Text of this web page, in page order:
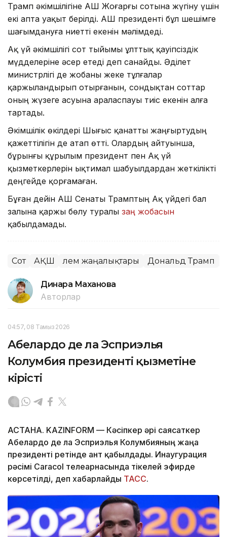
Трамп әкімшілігіне АҚШ Жоғарғы сотына жүгіну үшін
екі апта уақыт берілді. АҚШ президенті бұл шешімге
шағымдануға ниетті екенін мәлімдеді.
Ақ үй әкімшілігі сот тыйымы ұлттық қауіпсіздік
мүдделеріне әсер етеді деп санайды. Әділет
министрлігі де жобаны жеке тұлғалар
қаржыландырып отырғанын, сондықтан соттар
оның жүзеге асуына араласпауы тиіс екенін алға
тартады.
Әкімшілік өкілдері Шығыс қанатты жаңғыртудың
қажеттілігін де атап өтті. Олардың айтуынша,
бұрынғы құрылым президент пен Ақ үй
қызметкерлерін ықтимал шабуылдардан жеткілікті
деңгейде қорғамаған.
Бұған дейін АҚШ Сенаты Трамптың Ақ үйдегі бал
залына қаржы бөлу туралы заң жобасын
қабылдамады.
Сот АҚШ Әлем жаңалықтары Дональд Трамп
Динара Маханова
Авторлар
04:57, 08 Тамыз 2026
Абелардо де ла Эсприэлья
Колумбия президенті қызметіне
кірісті
АСТАНА. KAZINFORM — Кәсіпкер әрі саясаткер
Абелардо де ла Эсприэлья Колумбияның жаңа
президенті ретінде ант қабылдады. Инаугурация
рәсімі Caracol телеарнасында тікелей эфирде
көрсетілді, деп хабарлайды ТАСС.